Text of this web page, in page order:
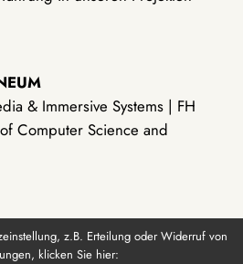
& Immersive Systems | FH
Computer Science and
z.B. Erteilung oder Widerruf von
klicken Sie hier: